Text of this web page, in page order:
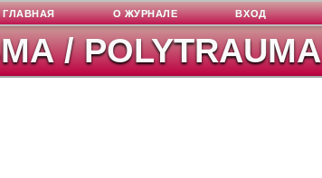
/ POLYTRAUMA
ГЛАВНАЯ О ЖУРНАЛЕ ВХОД